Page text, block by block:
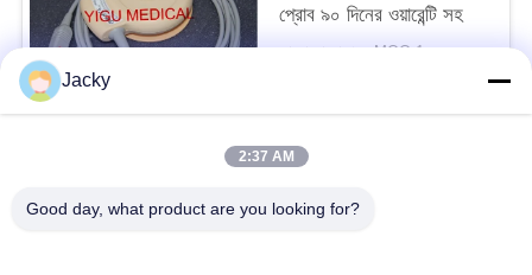
প্রোব ৯০ দিনের ওয়ারেন্টি সহ
আলোচনা সাপেক্ষে MOQ:1
Jacky
2:37 AM
Good day, what product are you looking for?